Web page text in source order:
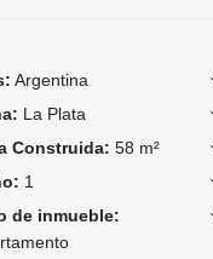
Argentina
La Plata
Construida: 58 m²
1
de inmueble: